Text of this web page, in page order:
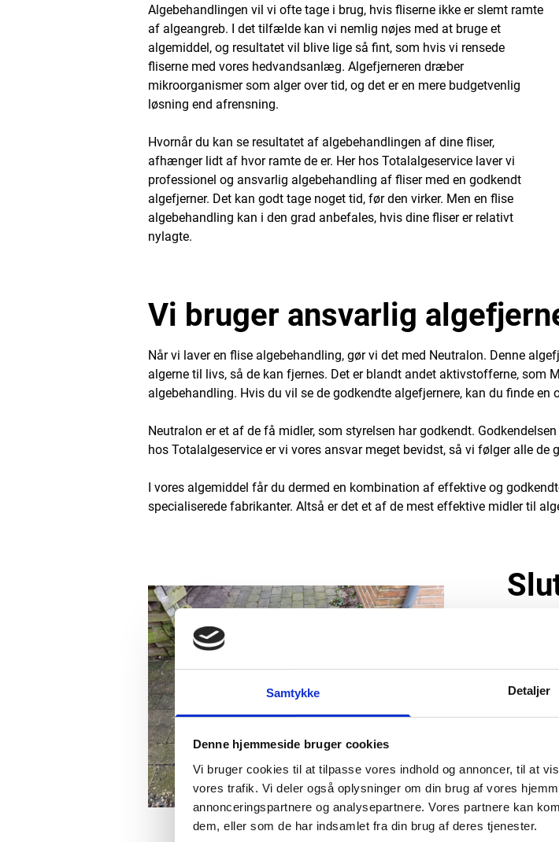
Samtykke Detaljer
Denne hjemmeside bruger cookies
Vi bruger cookies til at tilpasse vores indhold og annoncer, til at
vores trafik. Vi deler også oplysninger om din brug af vores
annonceringspartnere og analysepartnere. Vores partnere kan
dem, eller som de har indsamlet fra din brug af deres tjenester.
Algebehandlingen vil vi ofte tage i brug, hvis fliserne ikke er slemt ramte
af algeangreb. I det tilfælde kan vi nemlig nøjes med at bruge et
algemiddel, og resultatet vil blive lige så fint, som hvis vi rensede
fliserne med vores hedvandsanlæg. Algefjerneren dræber
mikroorganismer som alger over tid, og det er en mere budgetvenlig
løsning end afrensning.
Hvornår du kan se resultatet af algebehandlingen af dine fliser,
afhænger lidt af hvor ramte de er. Her hos Totalalgeservice laver vi
professionel og ansvarlig algebehandling af fliser med en godkendt
algefjerner. Det kan godt tage noget tid, før den virker. Men en flise
algebehandling kan i den grad anbefales, hvis dine fliser er relativt
nylagte.
Vi bruger ansvarlig
Når vi laver en flise algebehandling, gør vi det med Neutralon. Denne
algerne til livs, så de kan fjernes. Det er blandt andet aktivstofferne, som
algebehandling. Hvis du vil se de godkendte algefjernere, kan du finde
Neutralon er et af de få midler, som styrelsen har godkendt.
hos Totalalgeservice er vi vores ansvar meget bevidst, så vi følger alle de
I vores algemiddel får du dermed en kombination af effektive og
specialiserede fabrikanter. Altså er det et af de mest effektive midler til
Med
næste
har et
Denne